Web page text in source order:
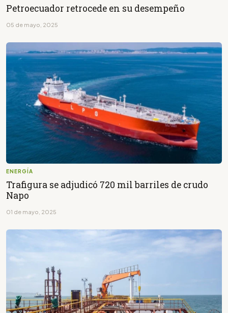
Petroecuador retrocede en su desempeño
05 de mayo, 2025
ENERGÍA
Trafigura se adjudicó 720 mil barriles de crudo
Napo
01 de mayo, 2025